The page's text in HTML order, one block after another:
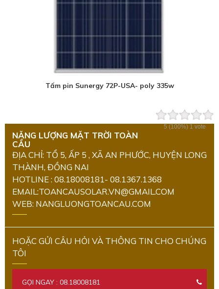
Tấm pin Sunergy 72P-USA- poly 335w
5 (100%) 1 vote
NĂNG LƯỢNG MẶT TRỜI TOÀN
CẦU
ĐỊA CHỈ: TỔ 5, ẤP 5 , XÃ AN PHƯỚC, HUYỆN LONG
THÀNH, ĐỒNG NAI
HOTLINE : 08.18008181- 08.1367.1368
EMAIL:TOANCAUSOLAR.VN@GMAIL.COM
WEB: NANGLUONGTOANCAU.COM
HOẶC GỬI CÂU HỎI VÀ THÔNG TIN CHO CHÚNG
TÔI
GỌI NGAY : 08.18008181